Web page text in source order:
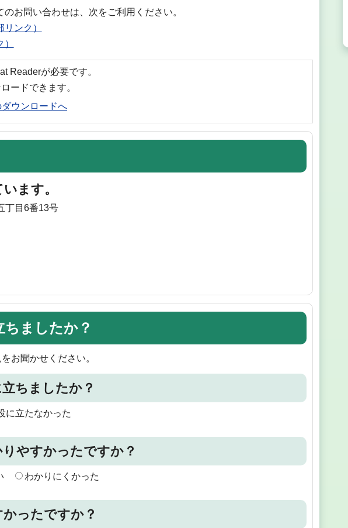
お問い合わせは、次をご利用ください。
ンク）
Readerが必要です。
ードできます。
ウンロードへ
ます。
目6番13号
ましたか？
お聞かせください。
ちましたか？
に立たなかった
やすかったですか？
わかりにくかった
ったですか？